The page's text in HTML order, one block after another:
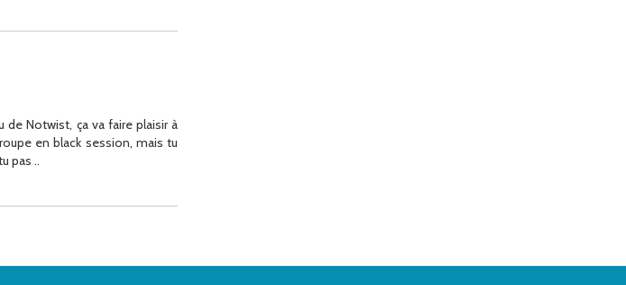
de Notwist, ça va faire plaisir à
en black session, mais tu
pas ..